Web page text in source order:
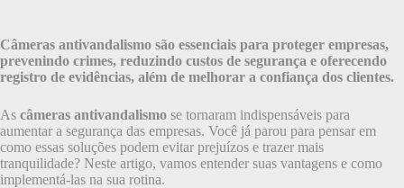
Câmeras antivandalismo são essenciais para proteger empresas,
prevenindo crimes, reduzindo custos de segurança e oferecendo
registro de evidências, além de melhorar a confiança dos clientes.
As câmeras antivandalismo se tornaram indispensáveis para
aumentar a segurança das empresas. Você já parou para pensar em
como essas soluções podem evitar prejuízos e trazer mais
tranquilidade? Neste artigo, vamos entender suas vantagens e como
implementá-las na sua rotina.